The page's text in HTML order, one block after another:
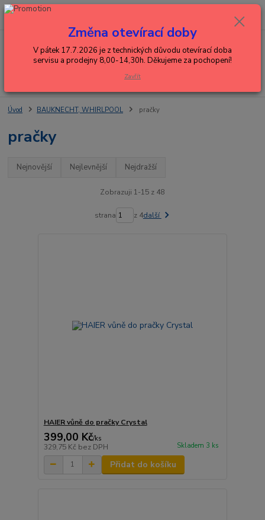
Menu
+420 602 288 130
0,00 Kč
Úvod BAUKNECHT, WHIRLPOOL pračky
pračky
Nejnovější Nejlevnější Nejdražší
Zobrazuji 1-15 z 48
strana z 4další
HAIER vůně do pračky Crystal
399,00 Kč/ks
329,75 Kč bez DPH Skladem 3 ks
Přidat do košíku
Změna otevírací doby
V pátek 17.7.2026 je z technických důvodu otevírací doba
servisu a prodejny 8,00-14,30h. Děkujeme za pochopení!
Zavřít